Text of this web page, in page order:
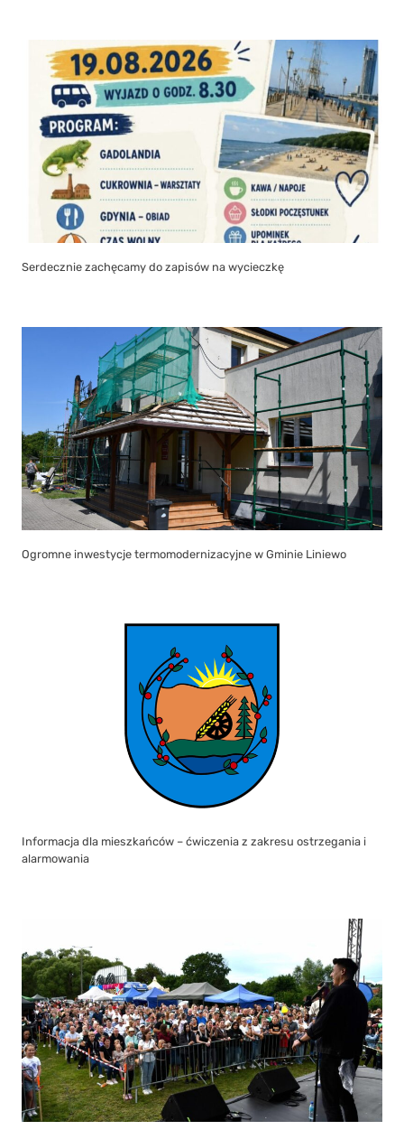
Serdecznie zachęcamy do zapisów na wycieczkę
Ogromne inwestycje termomodernizacyjne w Gminie Liniewo
Informacja dla mieszkańców – ćwiczenia z zakresu ostrzegania i
alarmowania